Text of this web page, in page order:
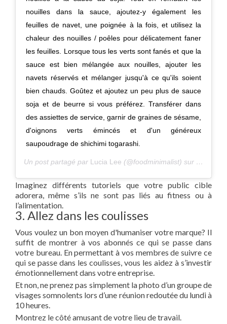
nouilles dans la sauce, ajoutez-y également les
feuilles de navet, une poignée à la fois, et utilisez la
chaleur des nouilles / poêles pour délicatement faner
les feuilles. Lorsque tous les verts sont fanés et que la
sauce est bien mélangée aux nouilles, ajouter les
navets réservés et mélanger jusqu'à ce qu'ils soient
bien chauds. Goûtez et ajoutez un peu plus de sauce
soja et de beurre si vous préférez. Transférer dans
des assiettes de service, garnir de graines de sésame,
d'oignons verts émincés et d'un généreux
saupoudrage de shichimi togarashi.
Un post partagé par Lucia Lee (@foodminimalist) sur 17 juin
Imaginez différents tutoriels que votre public cible
adorera, même s’ils ne sont pas liés au fitness ou à
l’alimentation.
3. Allez dans les coulisses
Vous voulez un bon moyen d'humaniser votre marque? Il
suffit de montrer à vos abonnés ce qui se passe dans
votre bureau. En permettant à vos membres de suivre ce
qui se passe dans les coulisses, vous les aidez à s’investir
émotionnellement dans votre entreprise.
Et non, ne prenez pas simplement la photo d’un groupe de
visages somnolents lors d’une réunion redoutée du lundi à
10 heures.
Montrez le côté amusant de votre lieu de travail.